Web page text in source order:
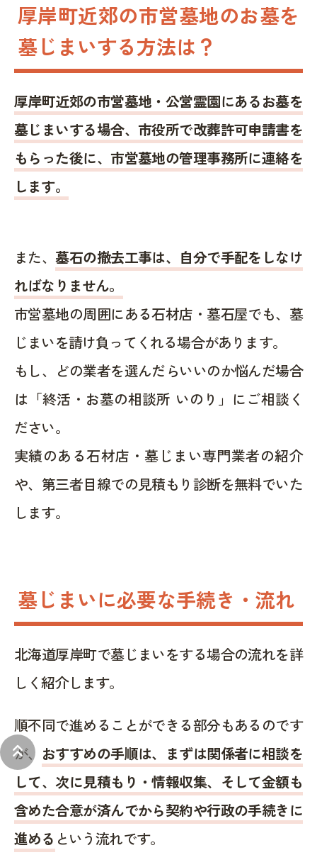
keyboard_double_arrow_up
厚岸町近郊の市営墓地のお墓を
墓じまいする方法は？
厚岸町近郊の市営墓地・公営霊園にあるお墓を
墓じまいする場合、市役所で改葬許可申請書を
もらった後に、市営墓地の管理事務所に連絡を
します。
また、墓石の撤去工事は、自分で手配をしなけ
ればなりません。
市営墓地の周囲にある石材店・墓石屋でも、墓
じまいを請け負ってくれる場合があります。
もし、どの業者を選んだらいいのか悩んだ場合
は「終活・お墓の相談所 いのり」にご相談く
ださい。
実績のある石材店・墓じまい専門業者の紹介
や、第三者目線での見積もり診断を無料でいた
します。
墓じまいに必要な手続き・流れ
北海道厚岸町で墓じまいをする場合の流れを詳
しく紹介します。
順不同で進めることができる部分もあるのです
が、 おすすめの手順は、まずは関係者に相談を
して、次に見積もり・情報収集、そして金額も
含めた合意が済んでから契約や行政の手続きに
進める という流れです。